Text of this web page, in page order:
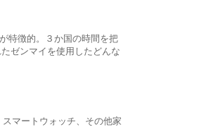
特徴的。３か国の時間を把
ゼンマイを使用したどんな
マートウォッチ、その他家